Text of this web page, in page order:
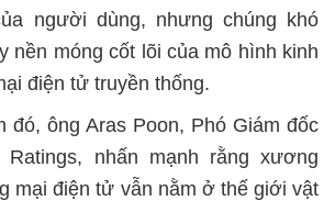
người dùng, nhưng chúng khó
nền móng cốt lõi của mô hình kinh
điện tử truyền thống.
đó, ông Aras Poon, Phó Giám đốc
Ratings, nhấn mạnh rằng xương
mại điện tử vẫn nằm ở thế giới vật